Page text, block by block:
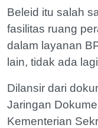
Beleid itu salah
fasilitas ruang
dalam layanan
lain, tidak ada
Dilansir dari
Jaringan
Kementerian